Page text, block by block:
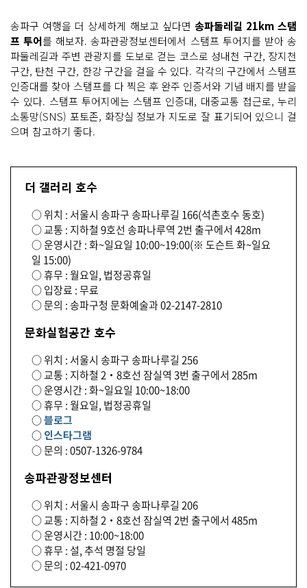
송파구 여행을 더 상세하게 해보고 싶다면 송파둘레길 21km 스탬
프 투어를 해보자. 송파관광정보센터에서 스탬프 투어지를 받아 송
파둘레길과 주변 관광지를 도보로 걷는 코스로 성내천 구간, 장지천
구간, 탄천 구간, 한강 구간을 걸을 수 있다. 각각의 구간에서 스탬프
인증대를 찾아 스탬프를 다 찍은 후 완주 인증서와 기념 배지를 받을
수 있다. 스탬프 투어지에는 스탬프 인증대, 대중교통 접근로, 누리
소통망(SNS) 포토존, 화장실 정보가 지도로 잘 표기되어 있으니 걸
으며 참고하기 좋다.
더 갤러리 호수
○ 위치 : 서울시 송파구 송파나루길 166(석촌호수 동호)
○ 교통 : 지하철 9호선 송파나루역 2번 출구에서 428m
○ 운영시간 : 화~일요일 10:00~19:00(※ 도슨트 화~일요
일 15:00)
○ 휴무 : 월요일, 법정공휴일
○ 입장료 : 무료
○ 문의 : 송파구청 문화예술과 02-2147-2810
문화실험공간 호수
○ 위치 : 서울시 송파구 송파나루길 256
○ 교통 : 지하철 2‧8호선 잠실역 3번 출구에서 285m
○ 운영시간 : 화~일요일 10:00~18:00
○ 휴무 : 월요일, 법정공휴일
○블로그
○인스타그램
○ 문의 : 0507-1326-9784
송파관광정보센터
○ 위치 : 서울시 송파구 송파나루길 206
○ 교통 : 지하철 2‧8호선 잠실역 2번 출구에서 485m
○ 운영시간 : 10:00~18:00
○ 휴무 : 설, 추석 명절 당일
○ 문의 : 02-421-0970